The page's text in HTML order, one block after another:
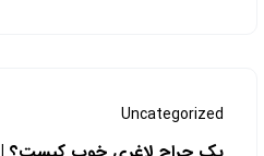
Uncategorized